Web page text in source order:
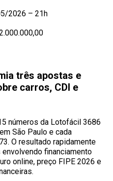
2026 – 21h
três apostas e
carros, CDI e
números da Lotofácil 3686
São Paulo e cada
O resultado rapidamente
financiamento
online, preço FIPE 2026 e